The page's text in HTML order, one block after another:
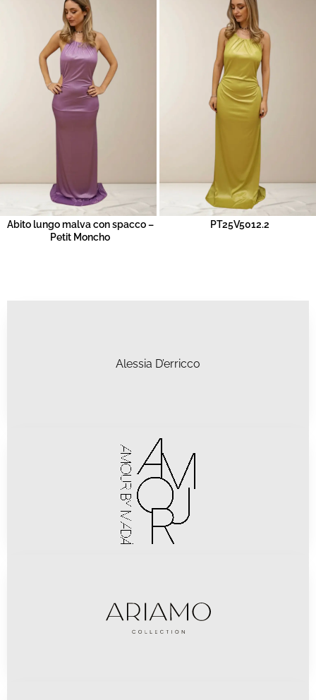
Abito lungo malva con spacco –
Petit Moncho
PT25V5012.2
Alessia D’erricco